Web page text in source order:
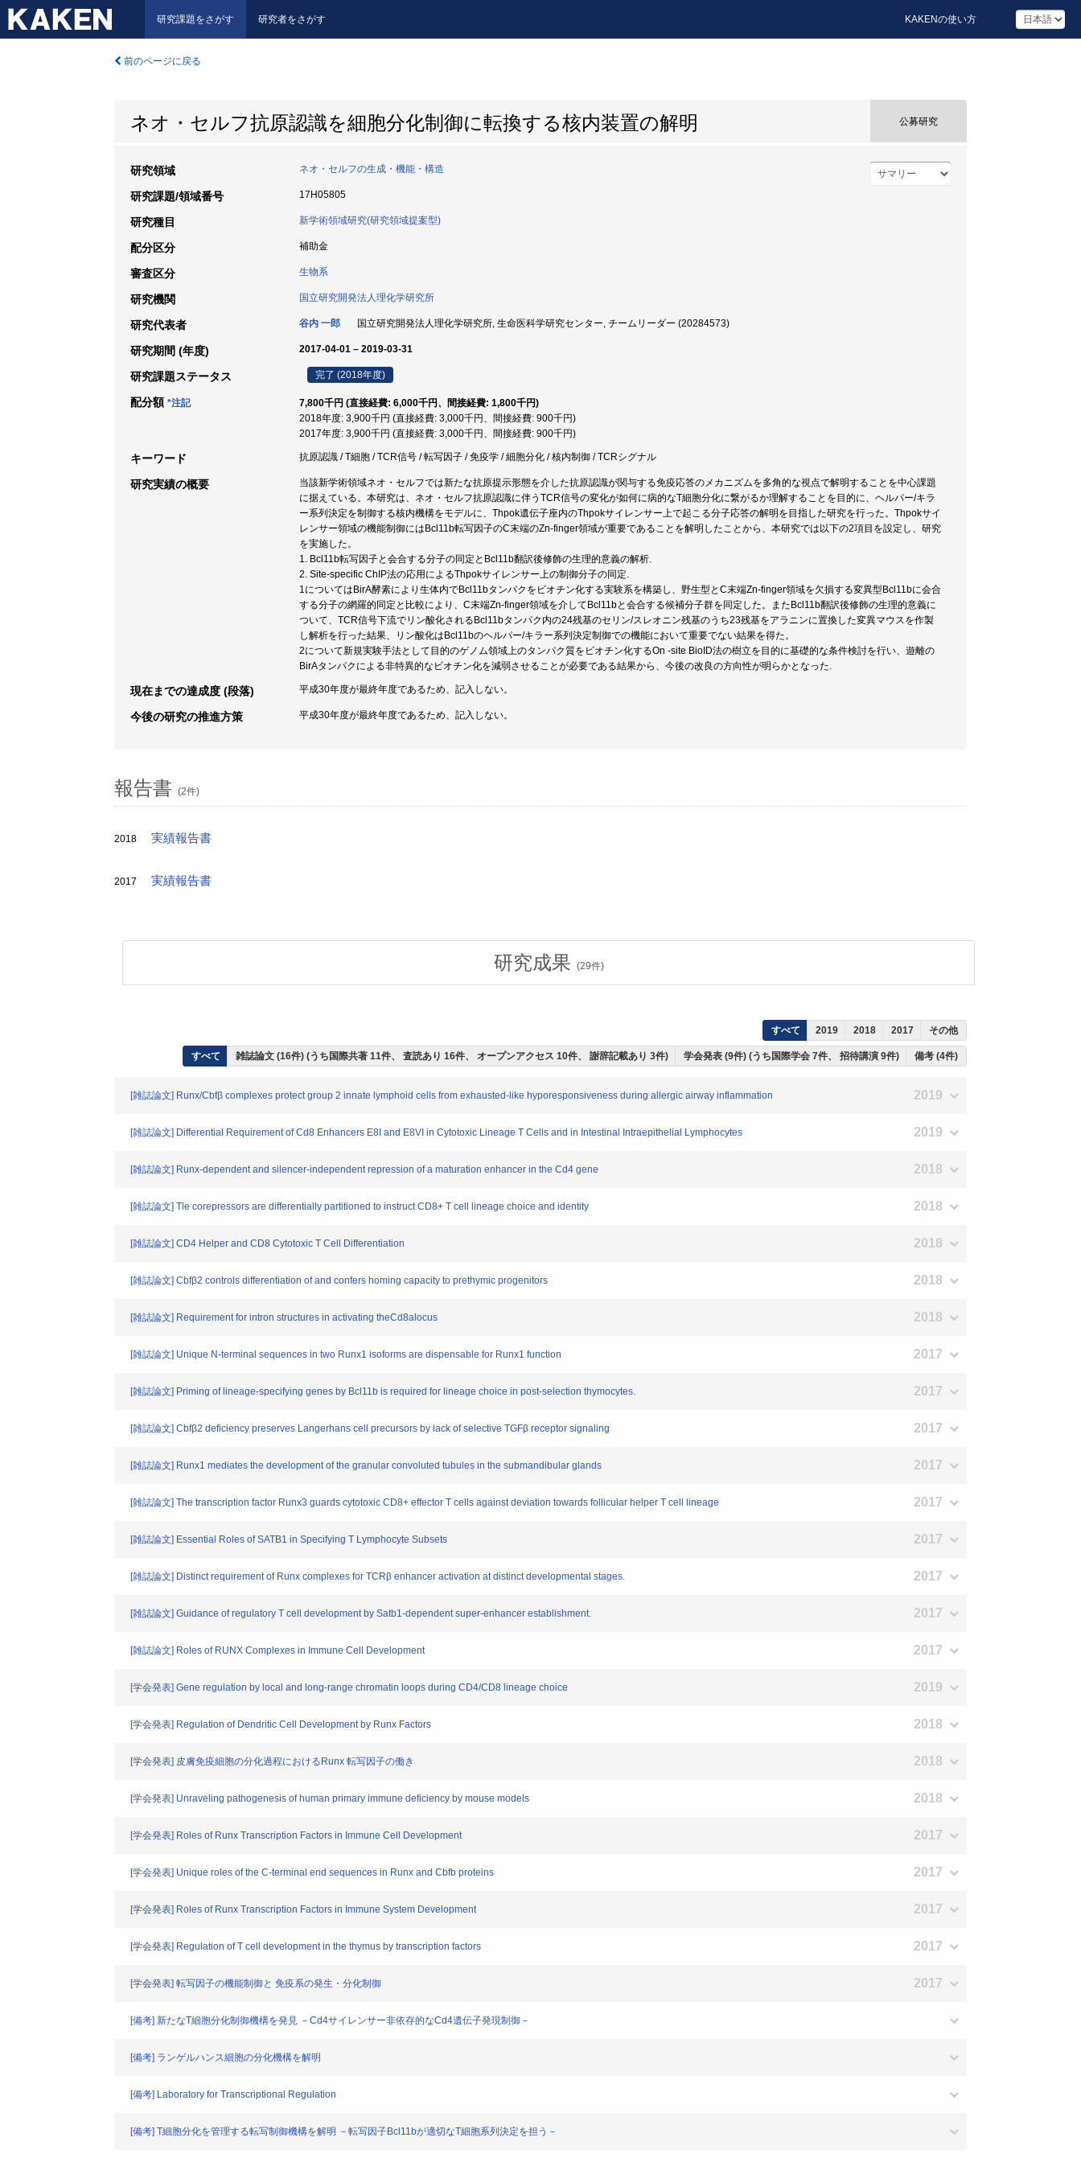
研究課題をさがす 研究者をさがす KAKENの使い方
前のページに戻る
ネオ・セルフ抗原認識を細胞分化制御に転換する核内装置の解明 公募研究
研究領域 ネオ・セルフの生成・機能・構造
研究課題/領域番号 17H05805
研究種目 新学術領域研究(研究領域提案型)
配分区分 補助金
審査区分 生物系
研究機関 国立研究開発法人理化学研究所
研究代表者 谷内 一郎 国立研究開発法人理化学研究所, 生命医科学研究センター, チームリーダー (20284573)
研究期間 (年度) 2017-04-01 – 2019-03-31
研究課題ステータス 完了 (2018年度)
配分額 *注記
7,800千円 (直接経費: 6,000千円、間接経費: 1,800千円)
2018年度: 3,900千円 (直接経費: 3,000千円、間接経費: 900千円)
2017年度: 3,900千円 (直接経費: 3,000千円、間接経費: 900千円)
キーワード 抗原認識 / T細胞 / TCR信号 / 転写因子 / 免疫学 / 細胞分化 / 核内制御 / TCRシグナル
研究実績の概要
当該新学術領域ネオ・セルフでは新たな抗原提示形態を介した抗原認識が関与する免疫応答のメカニズムを多角的な視点で解明することを中心課題
に据えている。本研究は、ネオ・セルフ抗原認識に伴うTCR信号の変化が如何に病的なT細胞分化に繋がるか理解することを目的に、ヘルパー/キラ
ー系列決定を制御する核内機構をモデルに、Thpok遺伝子座内のThpokサイレンサー上で起こる分子応答の解明を目指した研究を行った。Thpokサイ
レンサー領域の機能制御にはBcl11b転写因子のC末端のZn-finger領域が重要であることを解明したことから、本研究では以下の2項目を設定し、研究
を実施した。
1. Bcl11b転写因子と会合する分子の同定とBcl11b翻訳後修飾の生理的意義の解析.
2. Site-specific ChIP法の応用によるThpokサイレンサー上の制御分子の同定.
1についてはBirA酵素により生体内でBcl11bタンパクをビオチン化する実験系を構築し、野生型とC末端Zn-finger領域を欠損する変異型Bcl11bに会合
する分子の網羅的同定と比較により、C末端Zn-finger領域を介してBcl11bと会合する候補分子群を同定した。またBcl11b翻訳後修飾の生理的意義に
ついて、TCR信号下流でリン酸化されるBcl11bタンパク内の24残基のセリン/スレオニン残基のうち23残基をアラニンに置換した変異マウスを作製
し解析を行った結果、リン酸化はBcl11bのヘルパー/キラー系列決定制御での機能において重要でない結果を得た。
2について新規実験手法として目的のゲノム領域上のタンパク質をビオチン化するOn -site BioID法の樹立を目的に基礎的な条件検討を行い、遊離の
BirAタンパクによる非特異的なビオチン化を減弱させることが必要である結果から、今後の改良の方向性が明らかとなった.
現在までの達成度 (段落) 平成30年度が最終年度であるため、記入しない。
今後の研究の推進方策 平成30年度が最終年度であるため、記入しない。
報告書 (2件)
2018 実績報告書
2017 実績報告書
研究成果 (29件)
すべて 2019 2018 2017 その他
すべて 雑誌論文 (16件) (うち国際共著 11件、 査読あり 16件、 オープンアクセス 10件、 謝辞記載あり 3件) 学会発表 (9件) (うち国際学会 7件、 招待講演 9件) 備考 (4件)
[雑誌論文] Runx/Cbfβ complexes protect group 2 innate lymphoid cells from exhausted-like hyporesponsiveness during allergic airway inflammation 2019
[雑誌論文] Differential Requirement of Cd8 Enhancers E8I and E8VI in Cytotoxic Lineage T Cells and in Intestinal Intraepithelial Lymphocytes 2019
[雑誌論文] Runx-dependent and silencer-independent repression of a maturation enhancer in the Cd4 gene 2018
[雑誌論文] Tle corepressors are differentially partitioned to instruct CD8+ T cell lineage choice and identity 2018
[雑誌論文] CD4 Helper and CD8 Cytotoxic T Cell Differentiation 2018
[雑誌論文] Cbfβ2 controls differentiation of and confers homing capacity to prethymic progenitors 2018
[雑誌論文] Requirement for intron structures in activating theCd8alocus 2018
[雑誌論文] Unique N-terminal sequences in two Runx1 isoforms are dispensable for Runx1 function 2017
[雑誌論文] Priming of lineage-specifying genes by Bcl11b is required for lineage choice in post-selection thymocytes. 2017
[雑誌論文] Cbfβ2 deficiency preserves Langerhans cell precursors by lack of selective TGFβ receptor signaling 2017
[雑誌論文] Runx1 mediates the development of the granular convoluted tubules in the submandibular glands 2017
[雑誌論文] The transcription factor Runx3 guards cytotoxic CD8+ effector T cells against deviation towards follicular helper T cell lineage 2017
[雑誌論文] Essential Roles of SATB1 in Specifying T Lymphocyte Subsets 2017
[雑誌論文] Distinct requirement of Runx complexes for TCRβ enhancer activation at distinct developmental stages. 2017
[雑誌論文] Guidance of regulatory T cell development by Satb1-dependent super-enhancer establishment. 2017
[雑誌論文] Roles of RUNX Complexes in Immune Cell Development 2017
[学会発表] Gene regulation by local and long-range chromatin loops during CD4/CD8 lineage choice 2019
[学会発表] Regulation of Dendritic Cell Development by Runx Factors 2018
[学会発表] 皮膚免疫細胞の分化過程におけるRunx 転写因子の働き 2018
[学会発表] Unraveling pathogenesis of human primary immune deficiency by mouse models 2018
[学会発表] Roles of Runx Transcription Factors in Immune Cell Development 2017
[学会発表] Unique roles of the C-terminal end sequences in Runx and Cbfb proteins 2017
[学会発表] Roles of Runx Transcription Factors in Immune System Development 2017
[学会発表] Regulation of T cell development in the thymus by transcription factors 2017
[学会発表] 転写因子の機能制御と 免疫系の発生・分化制御 2017
[備考] 新たなT細胞分化制御機構を発見 －Cd4サイレンサー非依存的なCd4遺伝子発現制御－
[備考] ランゲルハンス細胞の分化機構を解明
[備考] Laboratory for Transcriptional Regulation
[備考] T細胞分化を管理する転写制御機構を解明 －転写因子Bcl11bが適切なT細胞系列決定を担う－